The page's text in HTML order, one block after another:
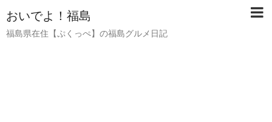
おいでよ！福島
福島県在住【ぷくっぺ】の福島グルメ日記